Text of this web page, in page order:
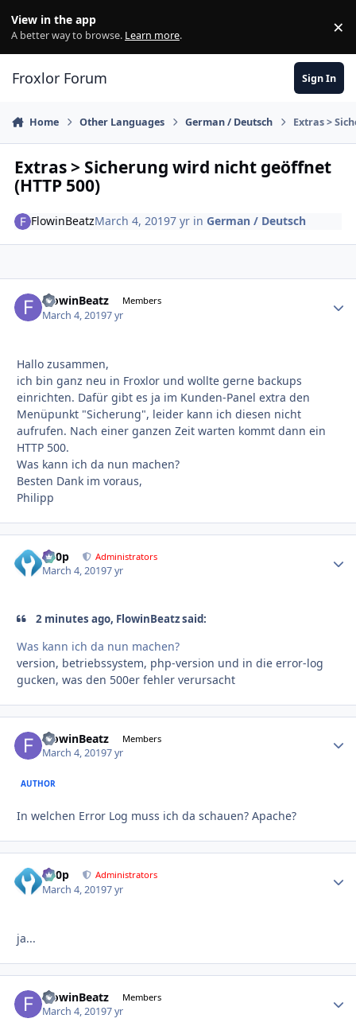
View in the app
A better way to browse. Learn more. ×
Froxlor Forum Sign In
Home Other Languages German / Deutsch Extras >
Extras > Sicherung wird nicht geöffnet
(HTTP 500)
FlowinBeatzMarch 4, 20197 yr inGerman / Deutsch
FlowinBeatz Members
March 4, 20197 yr
Hallo zusammen,
ich bin ganz neu in Froxlor und wollte gerne backups
einrichten. Dafür gibt es ja im Kunden-Panel extra den
Menüpunkt "Sicherung", leider kann ich diesen nicht
aufrufen. Nach einer ganzen Zeit warten kommt dann ein
HTTP 500.
Was kann ich da nun machen?
Besten Dank im voraus,
Philipp
d00p Administrators
March 4, 20197 yr
2 minutes ago, FlowinBeatz said:
Was kann ich da nun machen?
version, betriebssystem, php-version und in die error-log
gucken, was den 500er fehler verursacht
FlowinBeatz Members
March 4, 20197 yr
AUTHOR
In welchen Error Log muss ich da schauen? Apache?
d00p Administrators
March 4, 20197 yr
ja...
FlowinBeatz Members
March 4, 20197 yr